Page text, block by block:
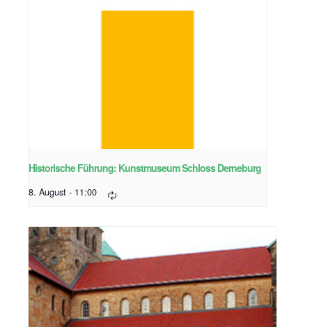
Historische Führung: Kunstmuseum Schloss Derneburg
8. August - 11:00